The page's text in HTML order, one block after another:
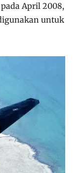
April 2008,
untuk